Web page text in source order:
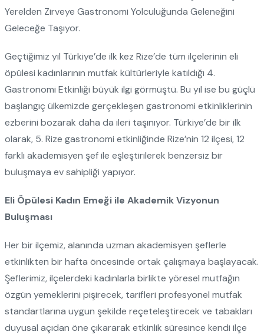
Yerelden Zirveye Gastronomi Yolculuğunda Geleneğini
Geleceğe Taşıyor.
Geçtiğimiz yıl Türkiye’de ilk kez Rize’de tüm ilçelerinin eli
öpülesi kadınlarının mutfak kültürleriyle katıldığı 4.
Gastronomi Etkinliği büyük ilgi görmüştü. Bu yıl ise bu güçlü
başlangıç ülkemizde gerçekleşen gastronomi etkinliklerinin
ezberini bozarak daha da ileri taşınıyor. Türkiye’de bir ilk
olarak, 5. Rize gastronomi etkinliğinde Rize’nin 12 ilçesi, 12
farklı akademisyen şef ile eşleştirilerek benzersiz bir
buluşmaya ev sahipliği yapıyor.
Eli Öpülesi Kadın Emeği ile Akademik Vizyonun
Buluşması
Her bir ilçemiz, alanında uzman akademisyen şeflerle
etkinlikten bir hafta öncesinde ortak çalışmaya başlayacak.
Şeflerimiz, ilçelerdeki kadınlarla birlikte yöresel mutfağın
özgün yemeklerini pişirecek, tarifleri profesyonel mutfak
standartlarına uygun şekilde reçeteleştirecek ve tabakları
duyusal açıdan öne çıkararak etkinlik süresince kendi ilçe